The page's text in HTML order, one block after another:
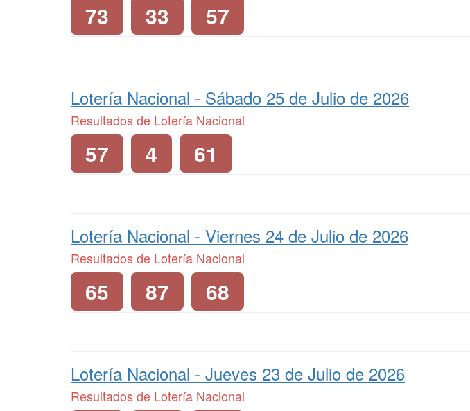
73 33 57
Lotería Nacional - Sábado 25 de Julio de 2026
Resultados de Lotería Nacional
57 4 61
Lotería Nacional - Viernes 24 de Julio de 2026
Resultados de Lotería Nacional
65 87 68
Lotería Nacional - Jueves 23 de Julio de 2026
Resultados de Lotería Nacional